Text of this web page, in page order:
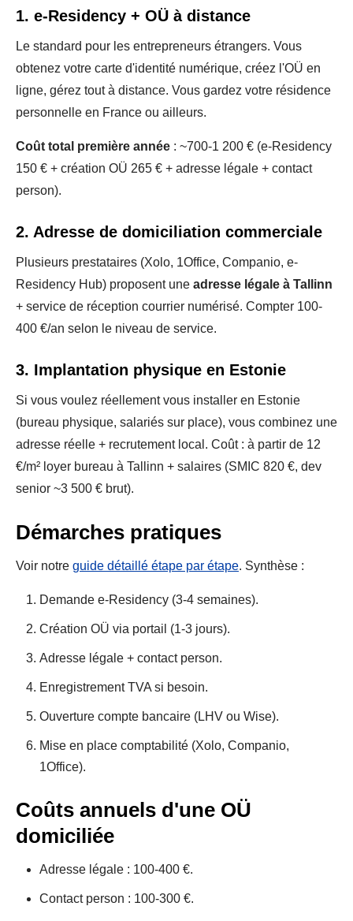
1. e-Residency + OÜ à distance
Le standard pour les entrepreneurs étrangers. Vous
obtenez votre carte d'identité numérique, créez l'OÜ en
ligne, gérez tout à distance. Vous gardez votre résidence
personnelle en France ou ailleurs.
Coût total première année : ~700-1 200 € (e-Residency
150 € + création OÜ 265 € + adresse légale + contact
person).
2. Adresse de domiciliation commerciale
Plusieurs prestataires (Xolo, 1Office, Companio, e-
Residency Hub) proposent une adresse légale à Tallinn
+ service de réception courrier numérisé. Compter 100-
400 €/an selon le niveau de service.
3. Implantation physique en Estonie
Si vous voulez réellement vous installer en Estonie
(bureau physique, salariés sur place), vous combinez une
adresse réelle + recrutement local. Coût : à partir de 12
€/m² loyer bureau à Tallinn + salaires (SMIC 820 €, dev
senior ~3 500 € brut).
Démarches pratiques
Voir notre guide détaillé étape par étape. Synthèse :
Demande e-Residency (3-4 semaines).
Création OÜ via portail (1-3 jours).
Adresse légale + contact person.
Enregistrement TVA si besoin.
Ouverture compte bancaire (LHV ou Wise).
Mise en place comptabilité (Xolo, Companio,
1Office).
Coûts annuels d'une OÜ
domiciliée
Adresse légale : 100-400 €.
Contact person : 100-300 €.